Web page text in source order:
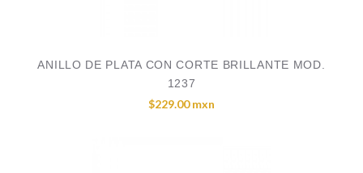
ANILLO DE PLATA CON CORTE BRILLANTE MOD.
1237
$229.00 mxn